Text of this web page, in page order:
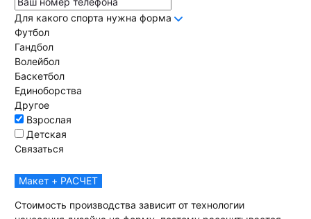
Для какого спорта нужна форма
Футбол
Гандбол
Волейбол
Баскетбол
Единоборства
Другое
Взрослая
Детская
Связаться
Макет + РАСЧЕТ
Стоимость производства зависит от технологии